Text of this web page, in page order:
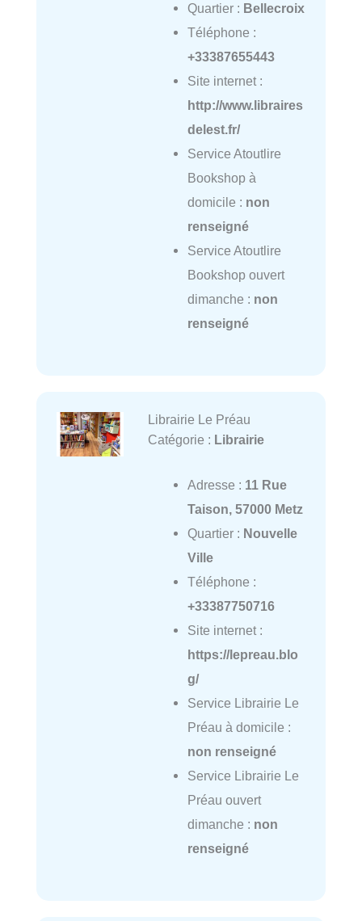
Quartier : Bellecroix
Téléphone :
+33387655443
Site internet :
http://www.libraires
delest.fr/
Service Atoutlire
Bookshop à
domicile : non
renseigné
Service Atoutlire
Bookshop ouvert
dimanche : non
renseigné
Librairie Le Préau
Catégorie : Librairie
Adresse : 11 Rue
Taison, 57000 Metz
Quartier : Nouvelle
Ville
Téléphone :
+33387750716
Site internet :
https://lepreau.blo
g/
Service Librairie Le
Préau à domicile :
non renseigné
Service Librairie Le
Préau ouvert
dimanche : non
renseigné